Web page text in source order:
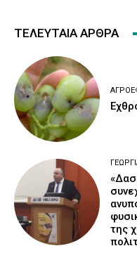
ΤΕΛΕΥΤΑΙΑ ΑΡΘΡΑ
της